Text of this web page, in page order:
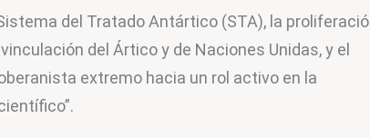
del Tratado Antártico (STA), la
del Ártico y de Naciones Unidas, y el
extremo hacia un rol activo en la